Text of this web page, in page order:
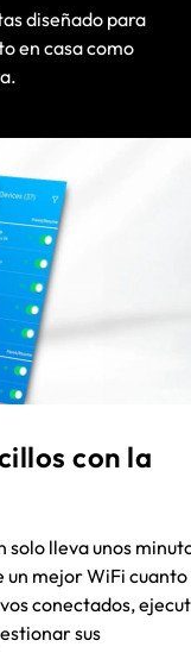
diseñado para
en casa como
con la
lleva unos
un mejor WiFi cuanto
conectados,
sus